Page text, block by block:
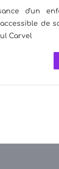
d'un
de
Carvel